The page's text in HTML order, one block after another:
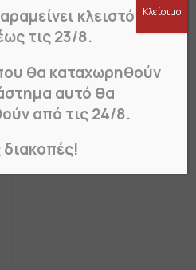
This
product
has
variants.
The
options
may
chosen
the
κλειστό από
τις 23/8.
θα καταχωρηθούν
αυτό θα
από τις 24/8.
διακοπές!
Κλείσιμο